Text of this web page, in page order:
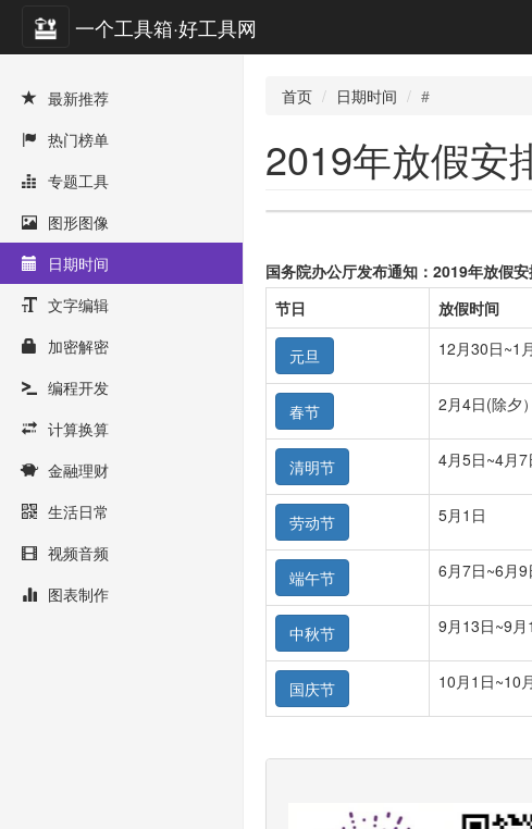
一个工具箱·好工具网
最新推荐
热门榜单
专题工具
图形图像
日期时间
文字编辑
加密解密
编程开发
计算换算
金融理财
生活日常
视频音频
图表制作
首页 日期时间 #
2019年放假安
国务院办公厅发布通知：2019年放假安
节日
放假时间
元旦 12月30日~1
春节 2月4日(除夕
清明节 4月5日~4月7
劳动节 5月1日
端午节 6月7日~6月9
中秋节 9月13日~9月
国庆节 10月1日~10